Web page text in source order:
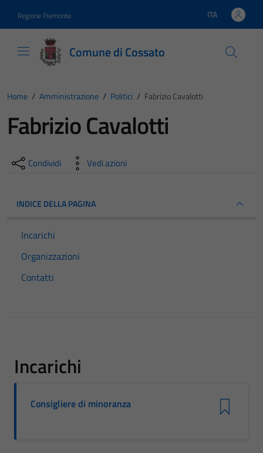
Regione Piemonte Lingua attiva:
ITA
Comune di Cossato
Home / Amministrazione / Politici / Fabrizio Cavalotti
Fabrizio Cavalotti
Condividi Vedi azioni
INDICE DELLA PAGINA
Incarichi
Organizzazioni
Contatti
Incarichi
Consigliere di minoranza